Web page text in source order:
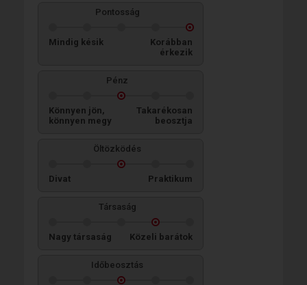
Pontosság
Mindig késik
Korábban
érkezik
Pénz
Könnyen jön,
könnyen megy
Takarékosan
beosztja
Öltözködés
Divat Praktikum
Társaság
Nagy társaság Közeli barátok
Időbeosztás